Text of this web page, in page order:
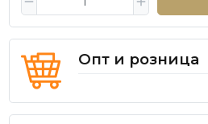
Опт и розница